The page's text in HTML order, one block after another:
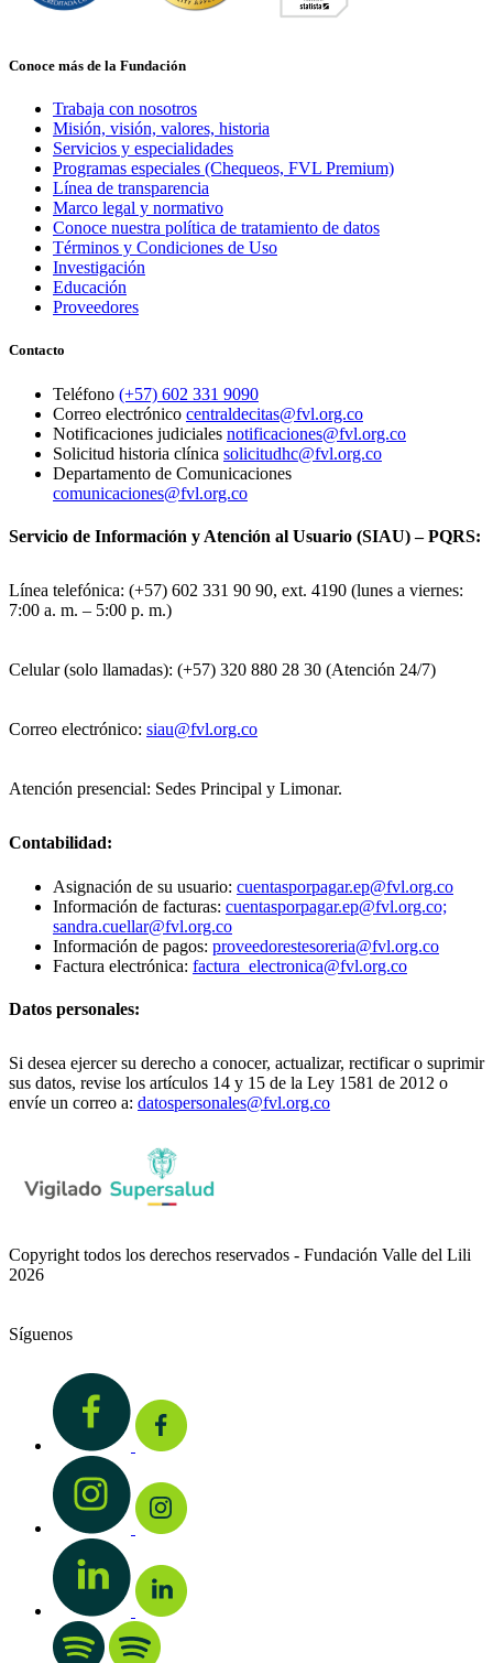
Conoce más de la Fundación
Trabaja con nosotros
Misión, visión, valores, historia
Servicios y especialidades
Programas especiales (Chequeos, FVL Premium)
Línea de transparencia
Marco legal y normativo
Conoce nuestra política de tratamiento de datos
Términos y Condiciones de Uso
Investigación
Educación
Proveedores
Contacto
Teléfono (+57) 602 331 9090
Correo electrónico centraldecitas@fvl.org.co
Notificaciones judiciales notificaciones@fvl.org.co
Solicitud historia clínica solicitudhc@fvl.org.co
Departamento de Comunicaciones
comunicaciones@fvl.org.co
Servicio de Información y Atención al Usuario (SIAU) – PQRS:
Línea telefónica: (+57) 602 331 90 90, ext. 4190 (lunes a viernes:
7:00 a. m. – 5:00 p. m.)
Celular (solo llamadas): (+57) 320 880 28 30 (Atención 24/7)
Correo electrónico: siau@fvl.org.co
Atención presencial: Sedes Principal y Limonar.
Contabilidad:
Asignación de su usuario: cuentasporpagar.ep@fvl.org.co
Información de facturas: cuentasporpagar.ep@fvl.org.co;
sandra.cuellar@fvl.org.co
Información de pagos: proveedorestesoreria@fvl.org.co
Factura electrónica: factura_electronica@fvl.org.co
Datos personales:
Si desea ejercer su derecho a conocer, actualizar, rectificar o suprimir
sus datos, revise los artículos 14 y 15 de la Ley 1581 de 2012 o
envíe un correo a: datospersonales@fvl.org.co
Copyright todos los derechos reservados - Fundación Valle del Lili
2026
Síguenos